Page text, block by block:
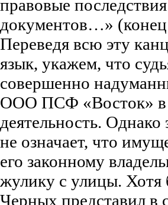
правовые
документов…»
Переведя всю эту
язык, укажем, что
совершенно
ООО ПСФ «Восток» в
деятельность. Однако
не означает, что
его законному
жулику с улицы. Хотя
Черных представил